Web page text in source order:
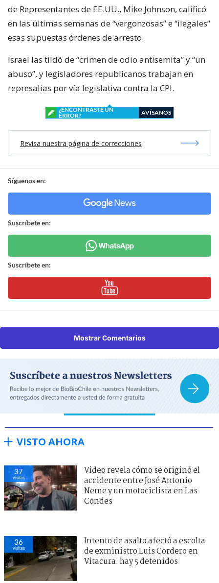
de Representantes de EE.UU., Mike Johnson, calificó
en las últimas semanas de “vergonzosas” e “ilegales”
esas supuestas órdenes de arresto.
Israel las tildó de “crimen de odio antisemita” y “un
abuso”, y legisladores republicanos trabajan en
represalias por vía legislativa contra la CPI.
¿ENCONTRASTE UN
ERROR?
AVÍSANOS
Revisa nuestra página de correcciones
Síguenos en:
Suscríbete en:
Suscríbete en:
Mostrar Comentarios
VISTO AHORA
37
visitas
Video revela cómo se originó el
accidente entre José Antonio
Neme y un motociclista en Las
Condes
36
visitas
Intento de asalto afectó a escolta
de exministro Luis Cordero en
Vitacura: hay 5 detenidos